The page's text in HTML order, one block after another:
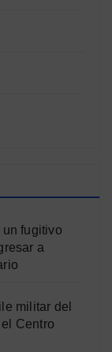
fugitivo
a
militar del
Centro